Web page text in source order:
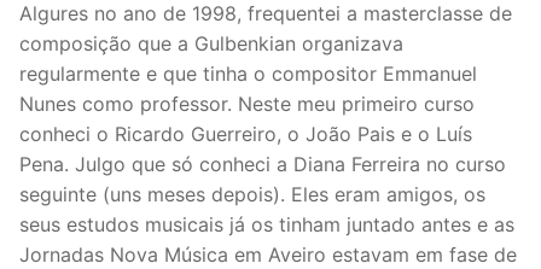
Algures no ano de 1998, frequentei a masterclasse de
composição que a Gulbenkian organizava
regularmente e que tinha o compositor Emmanuel
Nunes como professor. Neste meu primeiro curso
conheci o Ricardo Guerreiro, o João Pais e o Luís
Pena. Julgo que só conheci a Diana Ferreira no curso
seguinte (uns meses depois). Eles eram amigos, os
seus estudos musicais já os tinham juntado antes e as
Jornadas Nova Música em Aveiro estavam em fase de